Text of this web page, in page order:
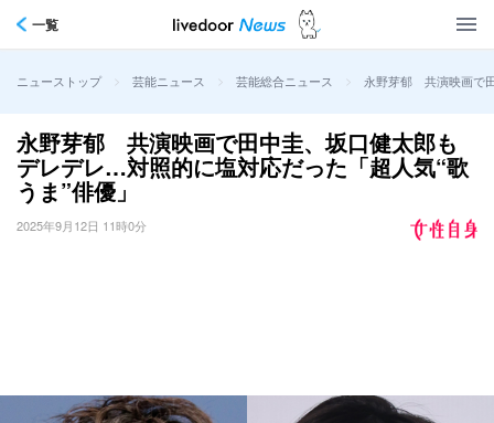
一覧
ニューストップ > 芸能ニュース > 芸能総合ニュース > 永野芽郁 共演映画で
永野芽郁 共演映画で田中圭、坂口健太郎も
デレデレ…対照的に塩対応だった「超人気“歌
うま”俳優」
2025年9月12日 11時0分